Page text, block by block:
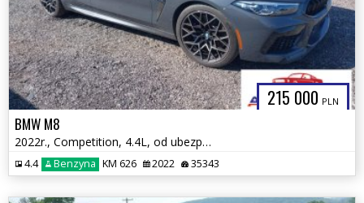
215 000 PLN
BMW M8
2022r., Competition, 4.4L, od ubezpieczalni
4.4 Benzyna KM 626 2022 35343